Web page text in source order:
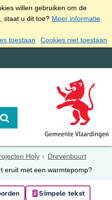
willen gebruiken om de
staat u dit toe? Meer informatie
toestaan
Cookies niet toestaan
Holy
Drevenbuurt
eruit met een warmtepomp?
Simpele tekst